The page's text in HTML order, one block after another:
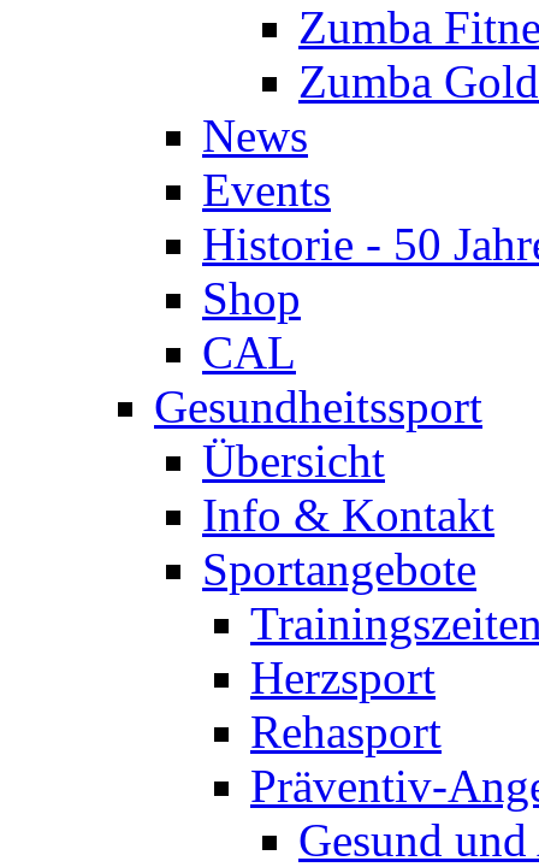
Zumba
Zumba Gold
News
Events
Historie - 50
Shop
CAL
Gesundheitssport
Übersicht
Info & Kontakt
Sportangebote
Herzsport
Rehasport
Präventiv-
Gesund